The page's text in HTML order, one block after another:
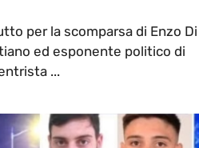
per la scomparsa di Enzo Di
ed esponente politico di
...